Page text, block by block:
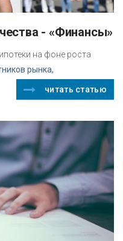
- «Финансы»
на фоне роста
рынка,
читать статью